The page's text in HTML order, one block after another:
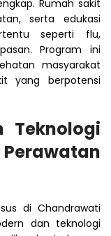
Rumah sakit
serta edukasi
seperti flu,
Program ini
masyarakat
yang berpotensi
Teknologi
di Chandrawati
dan teknologi